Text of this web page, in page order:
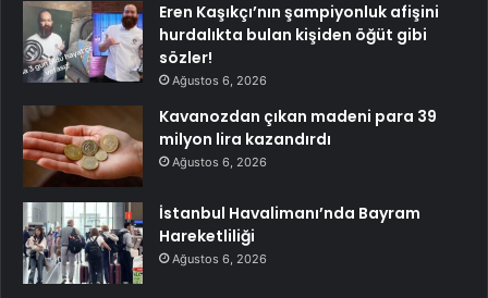
Eren Kaşıkçı’nın şampiyonluk afişini
hurdalıkta bulan kişiden öğüt gibi
sözler!
Ağustos 6, 2026
Kavanozdan çıkan madeni para 39
milyon lira kazandırdı
Ağustos 6, 2026
İstanbul Havalimanı’nda Bayram
Hareketliliği
Ağustos 6, 2026